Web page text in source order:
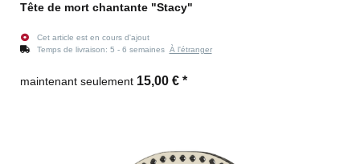
Tête de mort chantante "Stacy"
Cet article est en cours d'ajout
Temps de livraison: 5 - 6 semaines À l'étranger
maintenant seulement 15,00 € *